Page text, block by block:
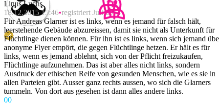
Linus Luchs
18.12.2015 15:46 registriert Juli 2014
Für Andreas Glarner ist es links, wenn es jemand für falsch hält,
leerstehende Gebäude abzureissen, damit sie nicht als Unterkunft für
Flüchtlinge dienen können. Für ihn ist es links, wenn sich jemand
anonyme Flyer empört, die gegen Flüchtlinge hetzen. Er hält es für
links, wenn es jemand ablehnt, sich von der Pflicht freizukaufen,
Flüchtlinge aufzunehmen. Das ist aber alles nicht links, sondern
Ausdruck der ethischen Reife von gesunden Menschen, wie es sie in
allen Parteien gibt. Ausser ganz rechts aussen, wo sich die Glarners
tummeln. Von dort aus gesehen ist dann alles andere links.
00